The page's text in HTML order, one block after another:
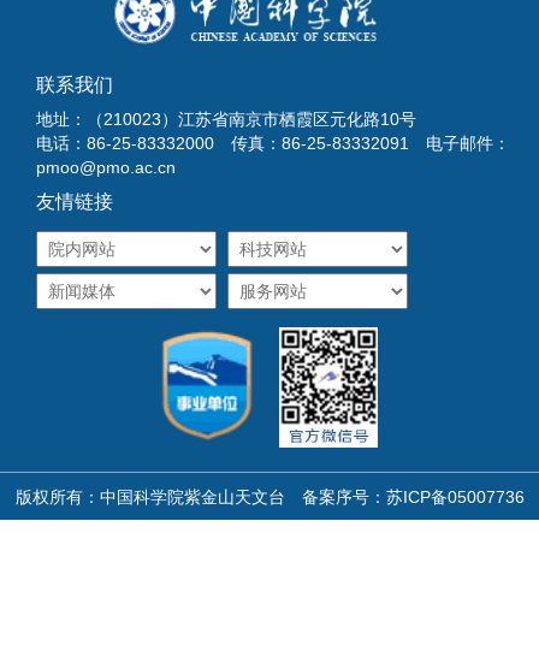
联系我们
地址：（210023）江苏省南京市栖霞区元化路10号
电话：86-25-83332000 传真：86-25-83332091 电子邮件：
pmoo@pmo.ac.cn
友情链接
版权所有：中国科学院紫金山天文台 备案序号： 苏ICP备05007736